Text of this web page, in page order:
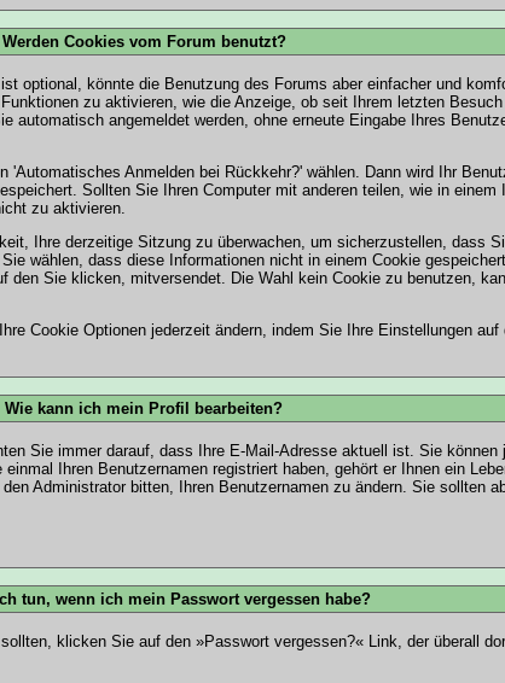
Werden Cookies vom Forum benutzt?
optional, könnte die Benutzung des Forums aber einfacher und
zu aktivieren, wie die Anzeige, ob seit Ihrem letzten
automatisch angemeldet werden, ohne erneute Eingabe Ihres
Anmelden bei Rückkehr?' wählen. Dann wird Ihr
Sollten Sie Ihren Computer mit anderen teilen, wie in einem
zu aktivieren.
Ihre derzeitige Sitzung zu überwachen, um sicherzustellen, dass
wählen, dass diese Informationen nicht in einem Cookie
den Sie klicken, mitversendet. Die Wahl kein Cookie zu benutzen,
Cookie Optionen jederzeit ändern, indem Sie Ihre Einstellungen auf
Wie kann ich mein Profil bearbeiten?
Sie immer darauf, dass Ihre E-Mail-Adresse aktuell ist. Sie können
Ihren Benutzernamen registriert haben, gehört er Ihnen ein
Administrator bitten, Ihren Benutzernamen zu ändern. Sie sollten
tun, wenn ich mein Passwort vergessen habe?
klicken Sie auf den »Passwort vergessen?« Link, der überall